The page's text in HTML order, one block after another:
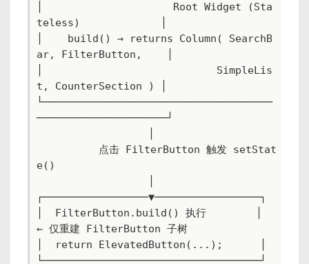
│                     Root Widget (Sta
teless)             │
│    build() → returns Column( SearchB
ar, FilterButton,    │
│                            SimpleLis
t, CounterSection ) │
└─────────────────────────────────────
─────────────────────┘
e()
┌─────────────────▼─────────────────┐
│  FilterButton.build() 执行        │
← 仅重建 FilterButton 子树
│  return ElevatedButton(...);      │
└───────────────────────────────────┘